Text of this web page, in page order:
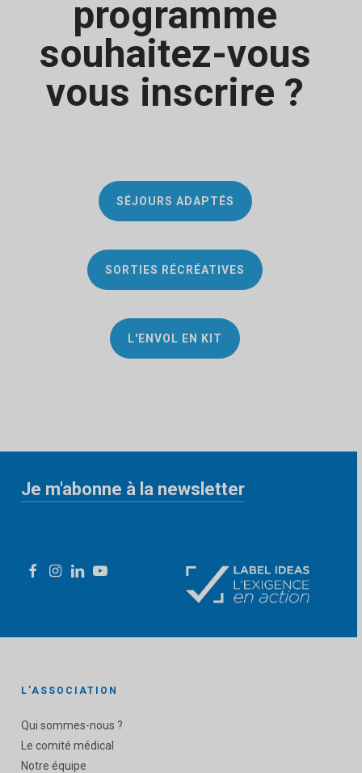
programme
souhaitez-vous
vous inscrire ?
SÉJOURS ADAPTÉS
SORTIES RÉCRÉATIVES
L'ENVOL EN KIT
Je m'abonne à la newsletter
L’ASSOCIATION
Qui sommes-nous ?
Le comité médical
Notre équipe